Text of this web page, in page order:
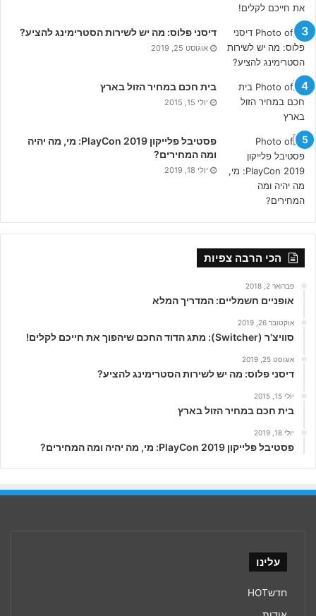
דיסני פלוס: מה יש לשירות הסטרימינג להציע?
אוגוסט 25, 2019
בית חכם במחיר הזול בארץ
יולי 15, 2015
פסטיבל פלייקון PlayCon 2019: מי, מה יהיה
ומה המחירים?
יולי 18, 2019
הכי הרבה צפיות
פברואר 2, 2018
אופניים חשמליים: המדריך המלא
אוקטובר 26, 2019
סוויצ'ר (Switcher): מתג הדוד החכם שיהפוך את חייכם לקלים!
אוגוסט 25, 2019
דיסני פלוס: מה יש לשירות הסטרימינג להציע?
יולי 15, 2015
בית חכם במחיר הזול בארץ
יולי 18, 2019
פסטיבל פלייקון PlayCon 2019: מי, מה יהיה ומה המחירים?
עלינו
חדשHOT